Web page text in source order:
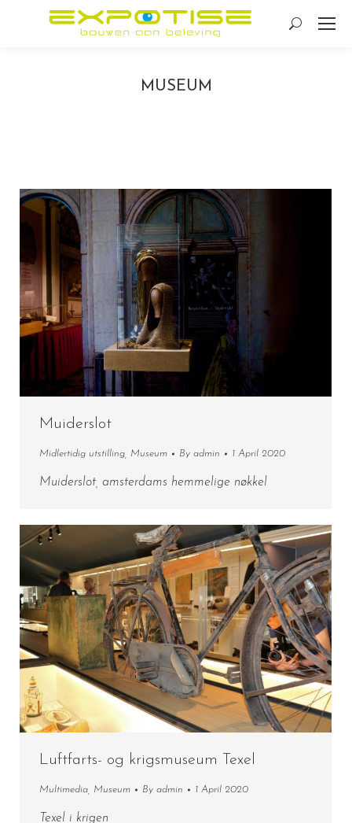
Search:
MUSEUM
Muiderslot
Midlertidig utstilling Museum By admin 1 April 2020
Muiderslot, amsterdams hemmelige nøkkel
Luftfarts- og krigsmuseum Texel
Multimedia Museum By admin 1 April 2020
Texel i krigen